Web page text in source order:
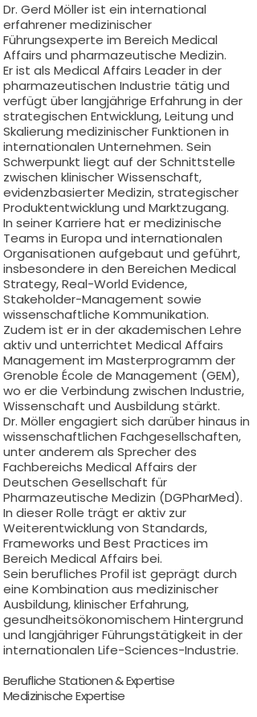
Dr. Gerd Möller ist ein international
erfahrener medizinischer
Führungsexperte im Bereich Medical
Affairs und pharmazeutische Medizin.
Er ist als Medical Affairs Leader in der
pharmazeutischen Industrie tätig und
verfügt über langjährige Erfahrung in der
strategischen Entwicklung, Leitung und
Skalierung medizinischer Funktionen in
internationalen Unternehmen. Sein
Schwerpunkt liegt auf der Schnittstelle
zwischen klinischer Wissenschaft,
evidenzbasierter Medizin, strategischer
Produktentwicklung und Marktzugang.
In seiner Karriere hat er medizinische
Teams in Europa und internationalen
Organisationen aufgebaut und geführt,
insbesondere in den Bereichen Medical
Strategy, Real-World Evidence,
Stakeholder-Management sowie
wissenschaftliche Kommunikation.
Zudem ist er in der akademischen Lehre
aktiv und unterrichtet Medical Affairs
Management im Masterprogramm der
Grenoble École de Management (GEM),
wo er die Verbindung zwischen Industrie,
Wissenschaft und Ausbildung stärkt.
Dr. Möller engagiert sich darüber hinaus in
wissenschaftlichen Fachgesellschaften,
unter anderem als Sprecher des
Fachbereichs Medical Affairs der
Deutschen Gesellschaft für
Pharmazeutische Medizin (DGPharMed).
In dieser Rolle trägt er aktiv zur
Weiterentwicklung von Standards,
Frameworks und Best Practices im
Bereich Medical Affairs bei.
Sein berufliches Profil ist geprägt durch
eine Kombination aus medizinischer
Ausbildung, klinischer Erfahrung,
gesundheitsökonomischem Hintergrund
und langjähriger Führungstätigkeit in der
internationalen Life-Sciences-Industrie.
Berufliche Stationen & Expertise
Medizinische Expertise